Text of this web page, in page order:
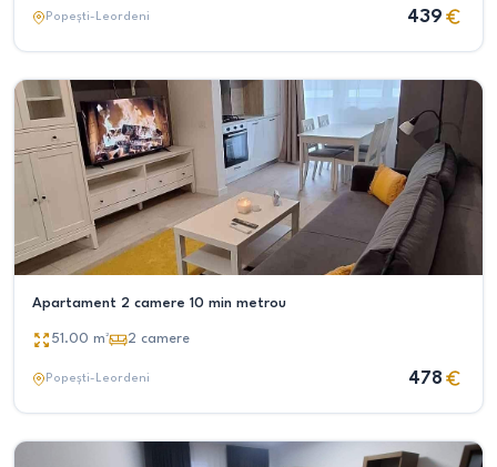
Popești-Leordeni 439
Apartament 2 camere 10 min metrou
51.00 m² 2 camere
Popești-Leordeni 478